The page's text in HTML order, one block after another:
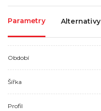
Parametry Alternativy
Období
Šířka
Profil